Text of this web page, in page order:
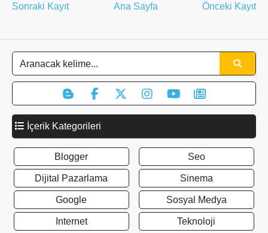
Sonraki Kayıt Önceki Kayıt
Ana Sayfa
İçerik Kategorileri
Blogger
Dijital Pazarlama
Google
Internet
Seo
Sinema
Sosyal Medya
Teknoloji